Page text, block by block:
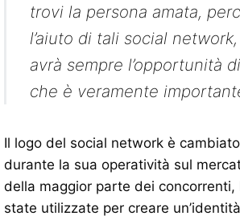
trovi la persona amata,
l’aiuto di tali social network,
avrà sempre l’opportunità
che è veramente
Il logo del social network è
durante la sua operatività sul
della maggior parte dei
state utilizzate per creare